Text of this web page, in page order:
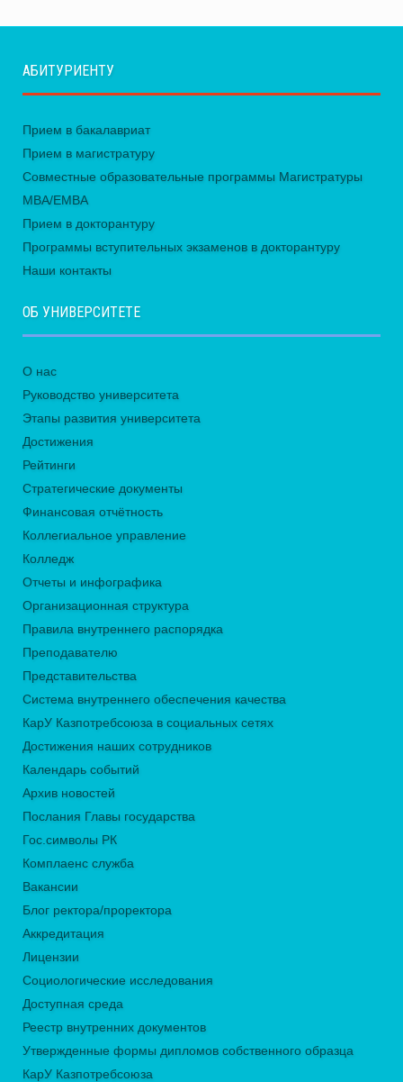
АБИТУРИЕНТУ
Прием в бакалавриат
Прием в магистратуру
Совместные образовательные программы Магистратуры
MBA/EMBA
Прием в докторантуру
Программы вступительных экзаменов в докторантуру
Наши контакты
ОБ УНИВЕРСИТЕТЕ
О нас
Руководство университета
Этапы развития университета
Достижения
Рейтинги
Стратегические документы
Финансовая отчётность
Коллегиальное управление
Колледж
Отчеты и инфографика
Организационная структура
Правила внутреннего распорядка
Преподавателю
Представительства
Система внутреннего обеспечения качества
КарУ Казпотребсоюза в социальных сетях
Достижения наших сотрудников
Календарь событий
Архив новостей
Послания Главы государства
Гос.символы РК
Комплаенс служба
Вакансии
Блог ректора/проректора
Аккредитация
Лицензии
Социологические исследования
Доступная среда
Реестр внутренних документов
Утвержденные формы дипломов собственного образца
КарУ Казпотребсоюза